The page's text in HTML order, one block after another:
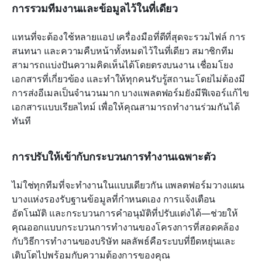
การรวมทีมงานและข้อมูลไว้ในที่เดียว
แทนที่จะต้องใช้หลายแอป เครื่องมือที่ดีที่สุดจะรวมไฟล์ การ
สนทนา และความคืบหน้าทั้งหมดไว้ในที่เดียว สมาชิกทีม
สามารถแบ่งปันความคิดเห็นได้โดยตรงบนงาน เชื่อมโยง
เอกสารที่เกี่ยวข้อง และทำให้ทุกคนรับรู้สถานะโดยไม่ต้องมี
การส่งอีเมลเป็นจำนวนมาก บางแพลตฟอร์มยังมีฟีเจอร์แก้ไข
เอกสารแบบเรียลไทม์ เพื่อให้คุณสามารถทำงานร่วมกันได้
ทันที
การปรับให้เข้ากับกระบวนการทำงานเฉพาะตัว
ไม่ใช่ทุกทีมที่จะทำงานในแบบเดียวกัน แพลตฟอร์มวางแผน
บางแห่งรองรับฐานข้อมูลที่กำหนดเอง การแจ้งเตือน
อัตโนมัติ และกระบวนการคำอนุมัติที่ปรับแต่งได้—ช่วยให้
คุณออกแบบกระบวนการทำงานของโครงการที่สอดคล้อง
กับวิธีการทำงานของบริษัท ผลลัพธ์คือระบบที่ยืดหยุ่นและ
เติบโตไปพร้อมกับความต้องการของคุณ